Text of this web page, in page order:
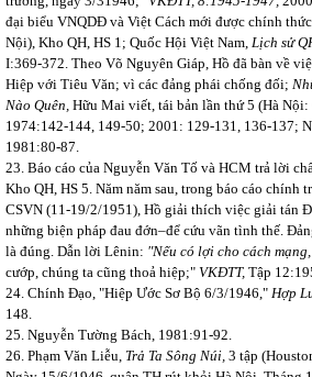
đại biểu VNQDĐ và Việt Cách mới được chính
Nội), Kho QH, HS 1; Quốc Hội Việt Nam, Lịch sử
I:369-372. Theo Võ Nguyên Giáp, Hồ đã bàn về
Hiệp với Tiêu Văn; vì các đảng phái chống đối;
Nào Quên, Hữu Mai viết, tái bản lần thứ 5 (Hà
1974:142-144, 149-50; 2001: 129-131, 136-137;
1981:80-87.
23. Báo cáo của Nguyễn Văn Tố và HCM trả lời
Kho QH, HS 5. Năm năm sau, trong báo cáo
CSVN (11-19/2/1951), Hồ giải thích việc giải tán
những biện pháp đau đớn–để cứu vãn tình thế.
là đúng. Dẫn lời Lênin: "Nếu có lợi cho cách mạng,
cướp, chúng ta cũng thoả hiệp;" VKĐTT, Tập
24. Chính Đạo, "Hiệp Ước Sơ Bộ 6/3/1946," Hợp
148.
25. Nguyễn Tường Bách, 1981:91-92.
26. Phạm Văn Liễu, Trả Ta Sông Núi, 3 tập